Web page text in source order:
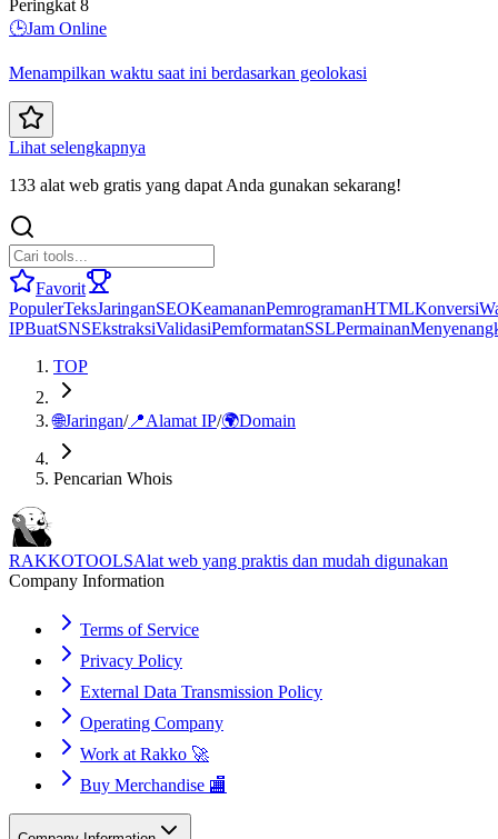
Peringkat 8
🕒Jam Online
Menampilkan waktu saat ini berdasarkan geolokasi
Lihat selengkapnya
133 alat web gratis yang dapat Anda gunakan sekarang!
Favorit
PopulerTeksJaringanSEOKeamananPemrogramanHTMLKonversi
IPBuatSNSEkstraksiValidasiPemformatanSSLPermainan
TOP
🌐Jaringan/📍Alamat IP/🌍Domain
Pencarian Whois
RAKKOTOOLSAlat web yang praktis dan mudah digunakan
Company Information
Terms of Service
Privacy Policy
External Data Transmission Policy
Operating Company
Work at Rakko 🚀
Buy Merchandise 🏬